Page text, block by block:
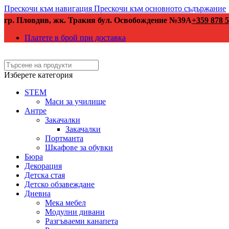
Прескочи към навигация Прескочи към основното съдържание
гр. Пловдив, жк. Тракия бул. Освобождение №39А+359 878
Платете в брой при доставка
Изберете категория
STEM
Маси за училище
Антре
Закачалки
Закачалки
Портманта
Шкафове за обувки
Бюра
Декорация
Детска стая
Детско обзавеждане
Дневна
Мека мебел
Модулни дивани
Разгъваеми канапета